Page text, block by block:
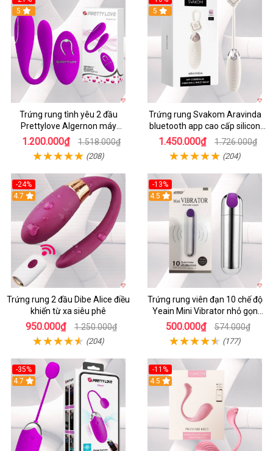
5
Trứng rung tình yêu 2 đầu
Prettylove Algernon máy
massage điểm G không dây
1.200.000₫ 1.518.000₫
(208)
5
Trứng rung Svakom Aravinda
bluetooth app cao cấp silicon
mềm
1.450.000₫ 1.726.000₫
(204)
-24%
4.7
Trứng rung 2 đầu Dibe Alice điều
khiển từ xa siêu phê
950.000₫ 1.250.000₫
(204)
-13%
4.5
Trứng rung viên đạn 10 chế độ
Yeain Mini Vibrator nhỏ gọn
sành điệu
500.000₫ 574.000₫
(177)
-35%
4.7
-11%
4.5